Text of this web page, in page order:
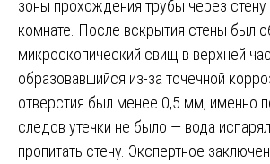
зоны прохождения трубы через стену
комнате. После вскрытия стены был
микроскопический свищ в верхней
образовавшийся из-за точечной
отверстия был менее 0,5 мм, именно
следов утечки не было — вода
пропитать стену. Экспертное